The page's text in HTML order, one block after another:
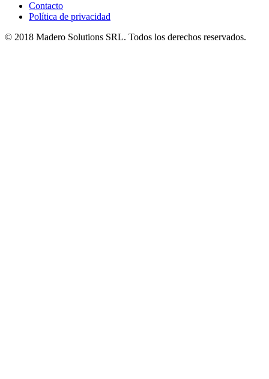
Contacto
Política de privacidad
© 2018 Madero Solutions SRL. Todos los derechos reservados.